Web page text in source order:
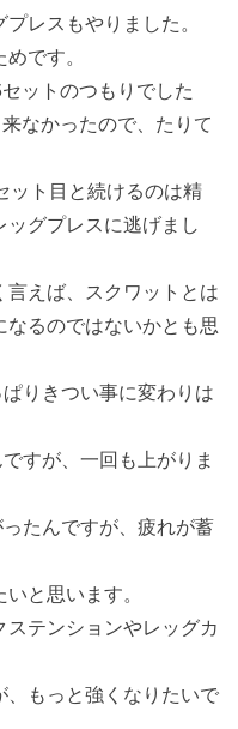
レスもやりました。
です。
ットのつもりでした
なかったので、たりて
ット目と続けるのは精
グプレスに逃げまし
えば、スクワットとは
るのではないかとも思
りきつい事に変わりは
すが、一回も上がりま
たんですが、疲れが蓄
と思います。
テンションやレッグカ
、もっと強くなりたいで